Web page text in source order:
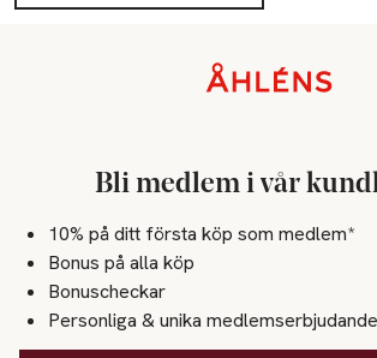
Bli medlem i vår
10% på ditt första köp som medlem*
Bonus på alla köp
Bonuscheckar
Personliga & unika